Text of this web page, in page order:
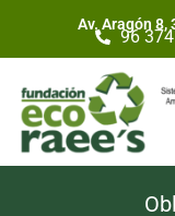
Av. Aragón 8,
96